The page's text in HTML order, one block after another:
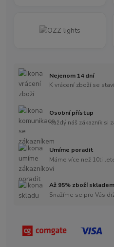
Nejenom 14 dní
K vrácení zboží se
Osobní přístup
Každý náš zákazník si
Umíme poradit
Máme více než 10ti
Až 95% zboží skladem
Snažíme se pro Vás